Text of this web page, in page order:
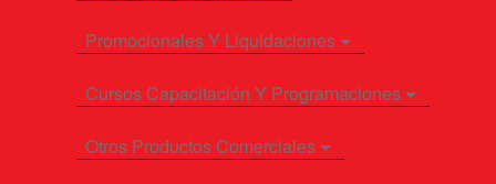
Promocionales Y Liquidaciones
Cursos Capacitación Y Programaciones
Otros Productos Comerciales